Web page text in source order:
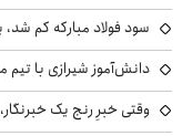
سود فولاد مبارکه کم
دانش‌آموز شیرازی با تیم
وقتی خبرِ رنج یک